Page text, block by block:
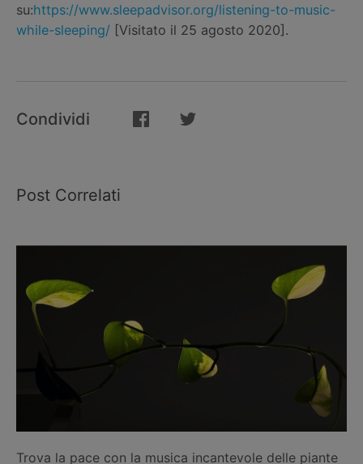
su:https://www.sleepadvisor.org/listening-to-music-
while-sleeping/ [Visitato il 25 agosto 2020].
Condividi
Post Correlati
Trova la pace con la musica incantevole delle piante